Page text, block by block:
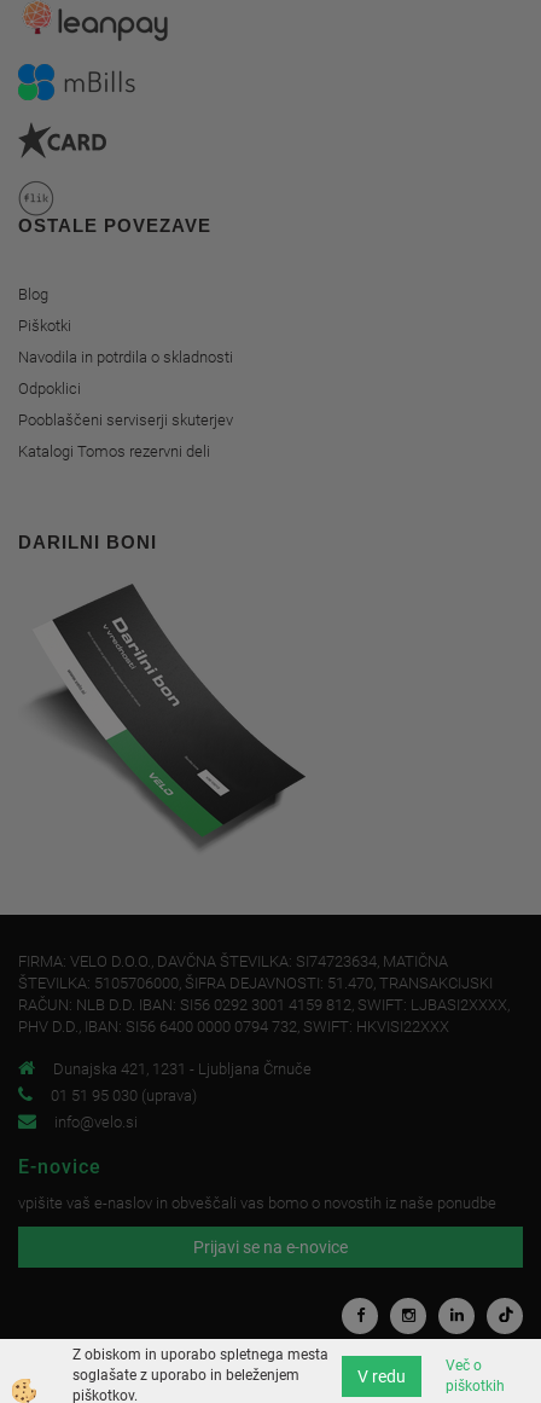
OSTALE POVEZAVE
Blog
Piškotki
Navodila in potrdila o skladnosti
Odpoklici
Pooblaščeni serviserji skuterjev
Katalogi Tomos rezervni deli
DARILNI BONI
FIRMA: VELO D.O.O., DAVČNA ŠTEVILKA: SI74723634, MATIČNA
ŠTEVILKA: 5105706000, ŠIFRA DEJAVNOSTI: 51.470, TRANSAKCIJSKI
RAČUN: NLB D.D. IBAN: SI56 0292 3001 4159 812, SWIFT: LJBASI2XXXX,
PHV D.D., IBAN: SI56 6400 0000 0794 732, SWIFT: HKVISI22XXX
Dunajska 421, 1231 - Ljubljana Črnuče
01 51 95 030 (uprava)
info@velo.si
E-novice
vpišite vaš e-naslov in obveščali vas bomo o novostih iz naše ponudbe
Prijavi se na e-novice
Z obiskom in uporabo spletnega mesta
soglašate z uporabo in beleženjem
piškotkov.
V redu
Več o
piškotkih